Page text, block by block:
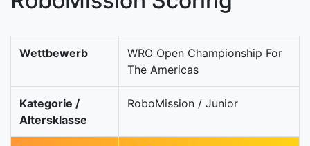
Wettbewerb
WRO Open Championship For
The Americas
Kategorie /
Altersklasse
RoboMission / Junior